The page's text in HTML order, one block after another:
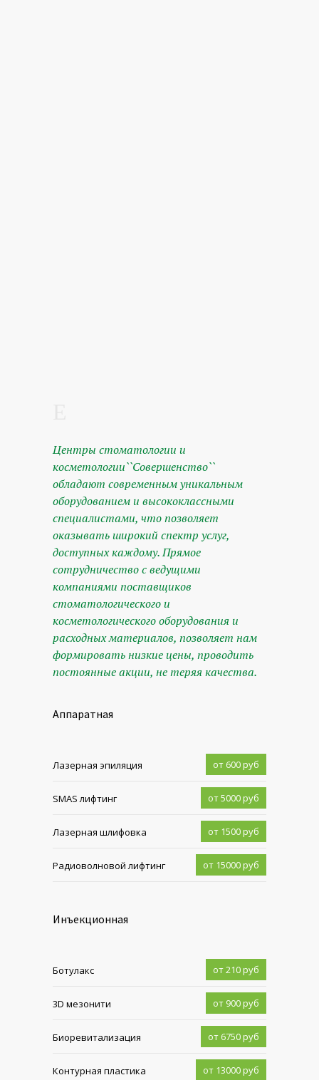
Центры стоматологии и
косметологии``Совершенство``
обладают современным уникальным
оборудованием и высококлассными
специалистами, что позволяет
оказывать широкий спектр услуг,
доступных каждому. Прямое
сотрудничество с ведущими
компаниями поставщиков
стоматологического и
косметологического оборудования и
расходных материалов, позволяет нам
формировать низкие цены, проводить
постоянные акции, не теряя качества.
Аппаратная
Лазерная эпиляция от 600 руб
SMAS лифтинг от 5000 руб
Лазерная шлифовка от 1500 руб
Радиоволновой лифтинг от 15000 руб
Инъекционная
Ботулакс от 210 руб
3D мезонити от 900 руб
Биоревитализация от 6750 руб
Контурная пластика от 13000 руб